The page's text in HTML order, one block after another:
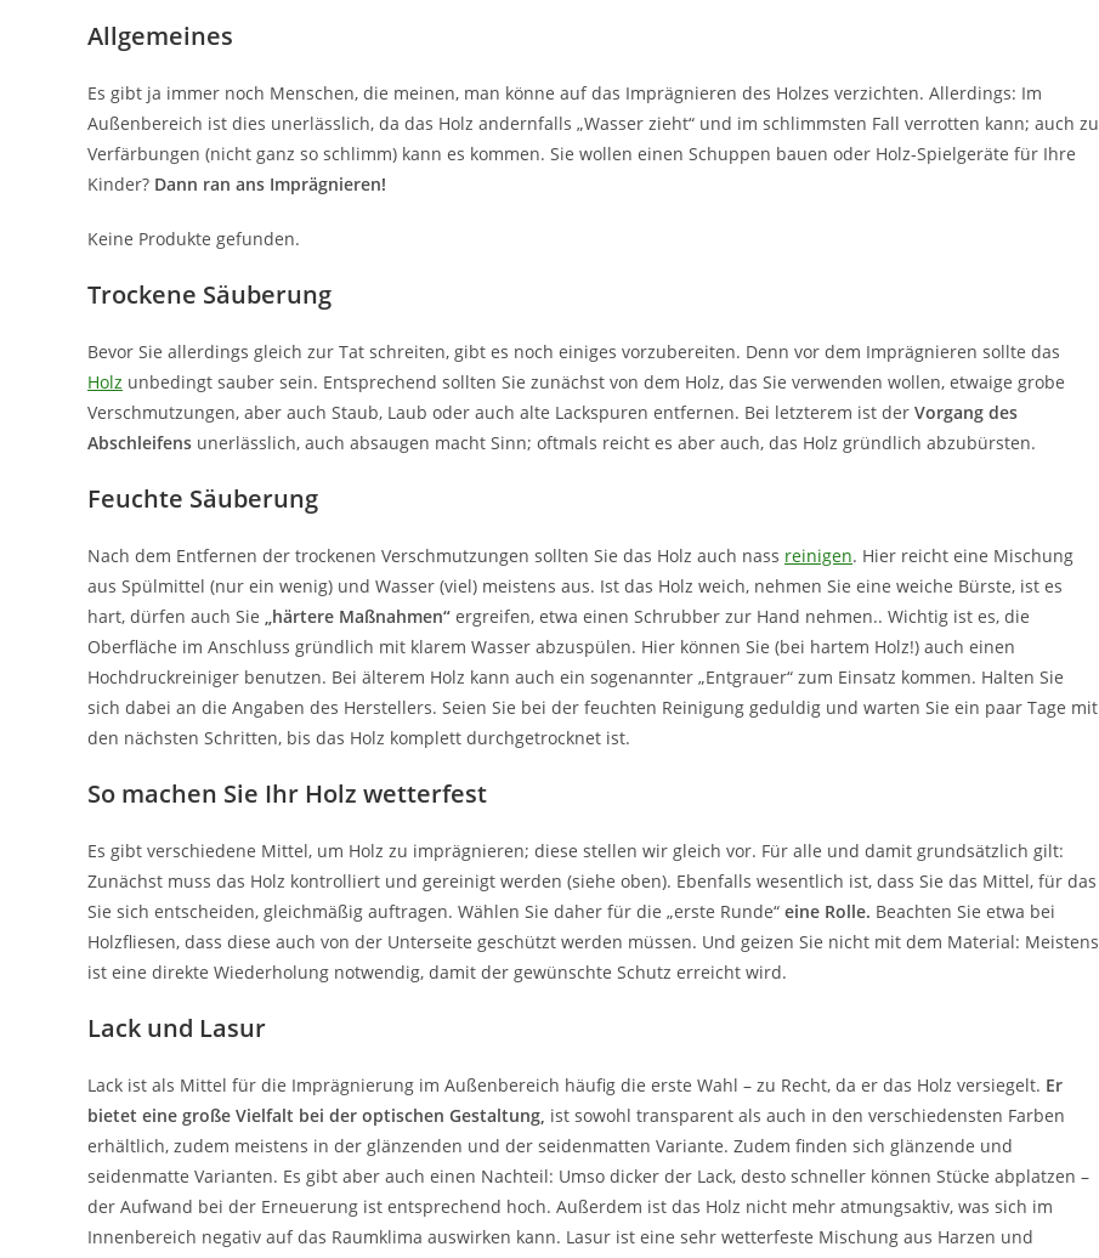
Allgemeines
Es gibt ja immer noch Menschen, die meinen, man könne auf das Imprägnieren des Holzes verzichten. Allerdings: Im
Außenbereich ist dies unerlässlich, da das Holz andernfalls „Wasser zieht“ und im schlimmsten Fall verrotten kann; auch zu
Verfärbungen (nicht ganz so schlimm) kann es kommen. Sie wollen einen Schuppen bauen oder Holz-Spielgeräte für Ihre
Kinder? Dann ran ans Imprägnieren!
Keine Produkte gefunden.
Trockene Säuberung
Bevor Sie allerdings gleich zur Tat schreiten, gibt es noch einiges vorzubereiten. Denn vor dem Imprägnieren sollte das
Holz unbedingt sauber sein. Entsprechend sollten Sie zunächst von dem Holz, das Sie verwenden wollen, etwaige grobe
Verschmutzungen, aber auch Staub, Laub oder auch alte Lackspuren entfernen. Bei letzterem ist der Vorgang des
Abschleifens unerlässlich, auch absaugen macht Sinn; oftmals reicht es aber auch, das Holz gründlich abzubürsten.
Feuchte Säuberung
Nach dem Entfernen der trockenen Verschmutzungen sollten Sie das Holz auch nass reinigen. Hier reicht eine Mischung
aus Spülmittel (nur ein wenig) und Wasser (viel) meistens aus. Ist das Holz weich, nehmen Sie eine weiche Bürste, ist es
hart, dürfen auch Sie „härtere Maßnahmen“ ergreifen, etwa einen Schrubber zur Hand nehmen.. Wichtig ist es, die
Oberfläche im Anschluss gründlich mit klarem Wasser abzuspülen. Hier können Sie (bei hartem Holz!) auch einen
Hochdruckreiniger benutzen. Bei älterem Holz kann auch ein sogenannter „Entgrauer“ zum Einsatz kommen. Halten Sie
sich dabei an die Angaben des Herstellers. Seien Sie bei der feuchten Reinigung geduldig und warten Sie ein paar Tage mit
den nächsten Schritten, bis das Holz komplett durchgetrocknet ist.
So machen Sie Ihr Holz wetterfest
Es gibt verschiedene Mittel, um Holz zu imprägnieren; diese stellen wir gleich vor. Für alle und damit grundsätzlich gilt:
Zunächst muss das Holz kontrolliert und gereinigt werden (siehe oben). Ebenfalls wesentlich ist, dass Sie das Mittel, für das
Sie sich entscheiden, gleichmäßig auftragen. Wählen Sie daher für die „erste Runde“ eine Rolle. Beachten Sie etwa bei
Holzfliesen, dass diese auch von der Unterseite geschützt werden müssen. Und geizen Sie nicht mit dem Material: Meistens
ist eine direkte Wiederholung notwendig, damit der gewünschte Schutz erreicht wird.
Lack und Lasur
Lack ist als Mittel für die Imprägnierung im Außenbereich häufig die erste Wahl – zu Recht, da er das Holz versiegelt. Er
bietet eine große Vielfalt bei der optischen Gestaltung, ist sowohl transparent als auch in den verschiedensten Farben
erhältlich, zudem meistens in der glänzenden und der seidenmatten Variante. Zudem finden sich glänzende und
seidenmatte Varianten. Es gibt aber auch einen Nachteil: Umso dicker der Lack, desto schneller können Stücke abplatzen –
der Aufwand bei der Erneuerung ist entsprechend hoch. Außerdem ist das Holz nicht mehr atmungsaktiv, was sich im
Innenbereich negativ auf das Raumklima auswirken kann. Lasur ist eine sehr wetterfeste Mischung aus Harzen und